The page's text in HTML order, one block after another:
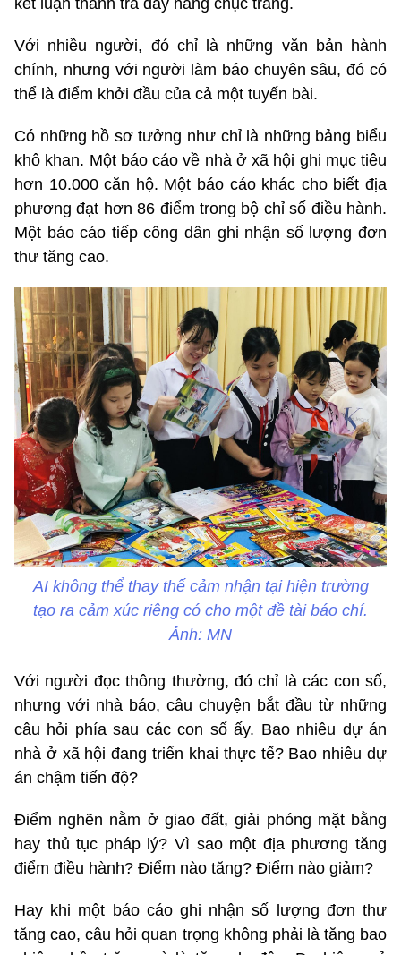
kết luận thanh tra dày hàng chục trang.
Với nhiều người, đó chỉ là những văn bản hành
chính, nhưng với người làm báo chuyên sâu, đó có
thể là điểm khởi đầu của cả một tuyến bài.
Có những hồ sơ tưởng như chỉ là những bảng biểu
khô khan. Một báo cáo về nhà ở xã hội ghi mục tiêu
hơn 10.000 căn hộ. Một báo cáo khác cho biết địa
phương đạt hơn 86 điểm trong bộ chỉ số điều hành.
Một báo cáo tiếp công dân ghi nhận số lượng đơn
thư tăng cao.
AI không thể thay thế cảm nhận tại hiện trường
tạo ra cảm xúc riêng có cho một đề tài báo chí.
Ảnh: MN
Với người đọc thông thường, đó chỉ là các con số,
nhưng với nhà báo, câu chuyện bắt đầu từ những
câu hỏi phía sau các con số ấy. Bao nhiêu dự án
nhà ở xã hội đang triển khai thực tế? Bao nhiêu dự
án chậm tiến độ?
Điểm nghẽn nằm ở giao đất, giải phóng mặt bằng
hay thủ tục pháp lý? Vì sao một địa phương tăng
điểm điều hành? Điểm nào tăng? Điểm nào giảm?
Hay khi một báo cáo ghi nhận số lượng đơn thư
tăng cao, câu hỏi quan trọng không phải là tăng bao